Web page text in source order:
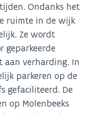
Ondanks het
ruimte in de wijk
Ze wordt
geparkeerde
aan verharding. In
parkeren op de
gefaciliteerd. De
op Molenbeeks